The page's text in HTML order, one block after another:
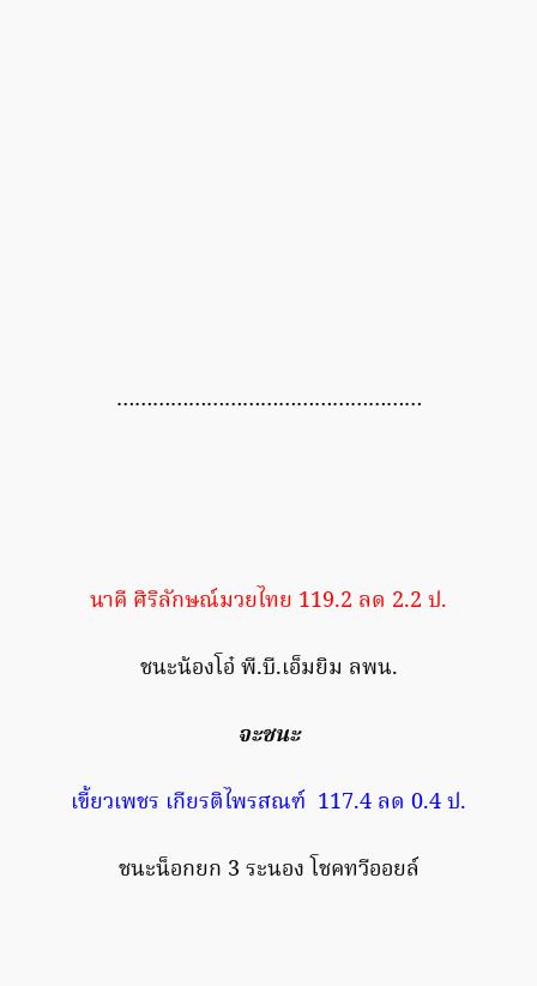
……………………………………………
นาคี ศิริลักษณ์มวยไทย 119.2 ลด 2.2 ป.
ชนะน้องโอ๋ พี.บี.เอ็มยิม ลพน.
จะชนะ
เขี้ยวเพชร เกียรติไพรสณฑ์ 117.4 ลด 0.4 ป.
ชนะน็อกยก 3 ระนอง โชคทวีออยล์